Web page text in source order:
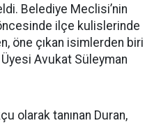
Belediye Meclisi’nin
ilçe kulislerinde
öne çıkan isimlerden biri
Avukat Süleyman
olarak tanınan Duran,